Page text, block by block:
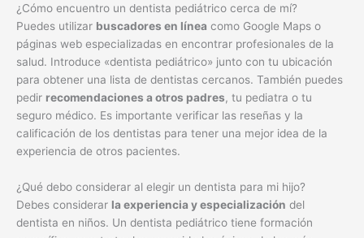
¿Cómo encuentro un dentista pediátrico cerca de mí?
Puedes utilizar buscadores en línea como Google Maps o
páginas web especializadas en encontrar profesionales de la
salud. Introduce «dentista pediátrico» junto con tu ubicación
para obtener una lista de dentistas cercanos. También puedes
pedir recomendaciones a otros padres, tu pediatra o tu
seguro médico. Es importante verificar las reseñas y la
calificación de los dentistas para tener una mejor idea de la
experiencia de otros pacientes.
¿Qué debo considerar al elegir un dentista para mi hijo?
Debes considerar la experiencia y especialización del
dentista en niños. Un dentista pediátrico tiene formación